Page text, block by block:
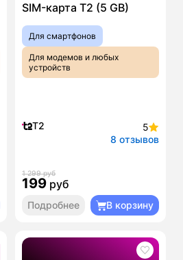
SIM-карта T2 (5 GB)
Для смартфонов
Для модемов и любых
устройств
T2
5
8 отзывов
1 299 руб
199 руб
Подробнее В корзину